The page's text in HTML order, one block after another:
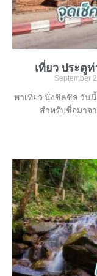
เที่ยว ประตู
September
พาเที่ยว นั่งชิลชิล วันนี้
สำหรับชื่อมาจ